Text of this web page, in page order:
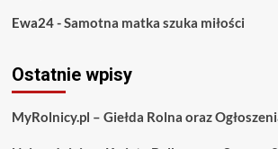
Ewa24-Samotna matka szuka miłości
Ostatnie wpisy
MyRolnicy.pl – Giełda Rolna oraz